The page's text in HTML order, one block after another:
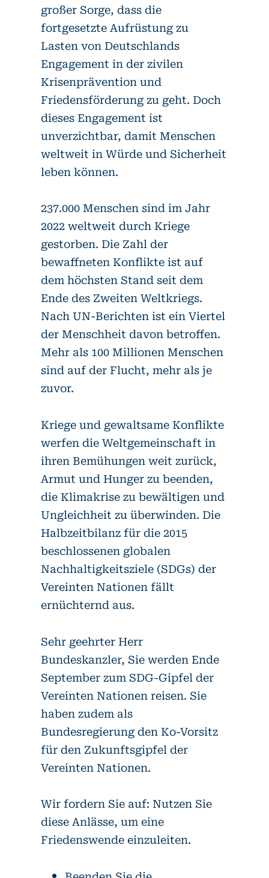
großer Sorge, dass die
fortgesetzte Aufrüstung zu
Lasten von Deutschlands
Engagement in der zivilen
Krisenprävention und
Friedensförderung zu geht. Doch
dieses Engagement ist
unverzichtbar, damit Menschen
weltweit in Würde und Sicherheit
leben können.
237.000 Menschen sind im Jahr
2022 weltweit durch Kriege
gestorben. Die Zahl der
bewaffneten Konflikte ist auf
dem höchsten Stand seit dem
Ende des Zweiten Weltkriegs.
Nach UN-Berichten ist ein Viertel
der Menschheit davon betroffen.
Mehr als 100 Millionen Menschen
sind auf der Flucht, mehr als je
zuvor.
Kriege und gewaltsame Konflikte
werfen die Weltgemeinschaft in
ihren Bemühungen weit zurück,
Armut und Hunger zu beenden,
die Klimakrise zu bewältigen und
Ungleichheit zu überwinden. Die
Halbzeitbilanz für die 2015
beschlossenen globalen
Nachhaltigkeitsziele (SDGs) der
Vereinten Nationen fällt
ernüchternd aus.
Sehr geehrter Herr
Bundeskanzler, Sie werden Ende
September zum SDG-Gipfel der
Vereinten Nationen reisen. Sie
haben zudem als
Bundesregierung den Ko-Vorsitz
für den Zukunftsgipfel der
Vereinten Nationen.
Wir fordern Sie auf: Nutzen Sie
diese Anlässe, um eine
Friedenswende einzuleiten.